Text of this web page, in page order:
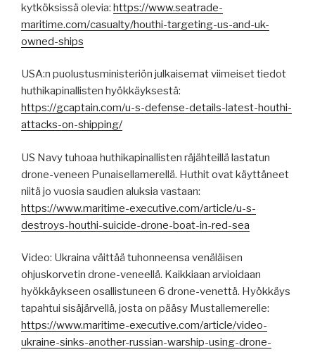
kytköksissä olevia: https://www.seatrade-
maritime.com/casualty/houthi-targeting-us-and-uk-
owned-ships
USA:n puolustusministeriön julkaisemat viimeiset tiedot
huthikapinallisten hyökkäyksestä:
https://gcaptain.com/u-s-defense-details-latest-houthi-
attacks-on-shipping/
US Navy tuhoaa huthikapinallisten räjähteillä lastatun
drone-veneen Punaisellamerellä. Huthit ovat käyttäneet
niitä jo vuosia saudien aluksia vastaan:
https://www.maritime-executive.com/article/u-s-
destroys-houthi-suicide-drone-boat-in-red-sea
Video: Ukraina väittää tuhonneensa venäläisen
ohjuskorvetin drone-veneellä. Kaikkiaan arvioidaan
hyökkäykseen osallistuneen 6 drone-venettä. Hyökkäys
tapahtui sisäjärvellä, josta on pääsy Mustallemerelle:
https://www.maritime-executive.com/article/video-
ukraine-sinks-another-russian-warship-using-drone-